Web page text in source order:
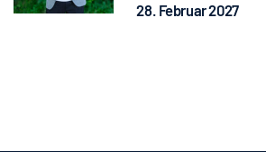
28. Februar 2027